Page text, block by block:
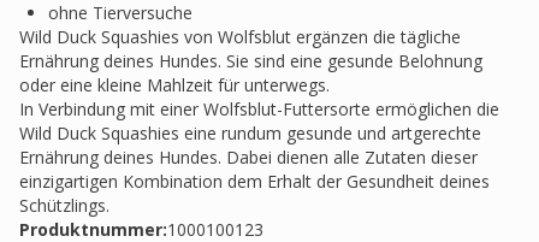
ohne Tierversuche
Wild Duck Squashies von Wolfsblut ergänzen die tägliche
Ernährung deines Hundes. Sie sind eine gesunde Belohnung
oder eine kleine Mahlzeit für unterwegs.
In Verbindung mit einer Wolfsblut-Futtersorte ermöglichen die
Wild Duck Squashies eine rundum gesunde und artgerechte
Ernährung deines Hundes. Dabei dienen alle Zutaten dieser
einzigartigen Kombination dem Erhalt der Gesundheit deines
Schützlings.
Produktnummer:1000100123